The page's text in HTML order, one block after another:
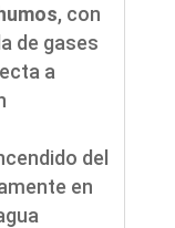
, con
de gases
a
del
en